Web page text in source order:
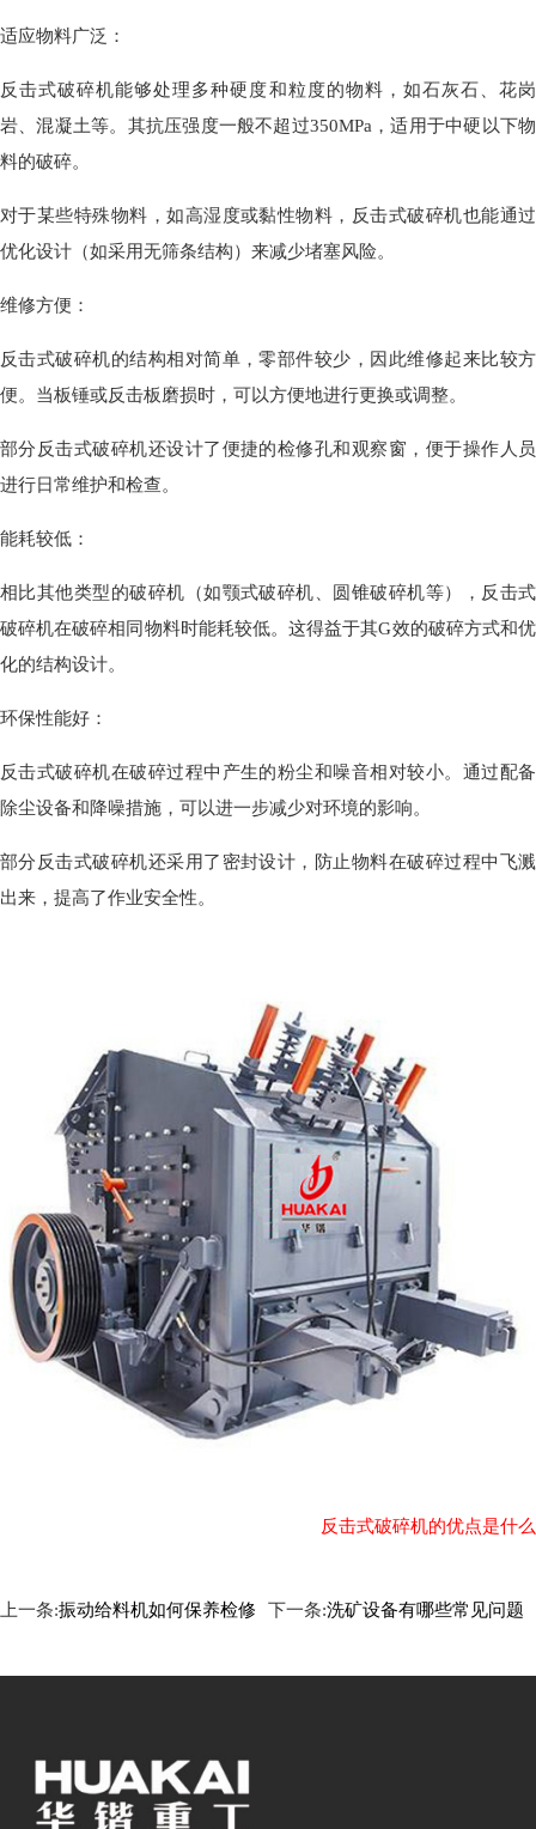
适应物料广泛：
反击式破碎机能够处理多种硬度和粒度的物料，如石灰石、花岗
岩、混凝土等。其抗压强度一般不超过350MPa，适用于中硬以下物
料的破碎。
对于某些特殊物料，如高湿度或黏性物料，反击式破碎机也能通过
优化设计（如采用无筛条结构）来减少堵塞风险。
维修方便：
反击式破碎机的结构相对简单，零部件较少，因此维修起来比较方
便。当板锤或反击板磨损时，可以方便地进行更换或调整。
部分反击式破碎机还设计了便捷的检修孔和观察窗，便于操作人员
进行日常维护和检查。
能耗较低：
相比其他类型的破碎机（如颚式破碎机、圆锥破碎机等），反击式
破碎机在破碎相同物料时能耗较低。这得益于其G效的破碎方式和优
化的结构设计。
环保性能好：
反击式破碎机在破碎过程中产生的粉尘和噪音相对较小。通过配备
除尘设备和降噪措施，可以进一步减少对环境的影响。
部分反击式破碎机还采用了密封设计，防止物料在破碎过程中飞溅
出来，提高了作业安全性。
反击式破碎机的优点是什么
上一条:振动给料机如何保养检修 下一条:洗矿设备有哪些常见问题